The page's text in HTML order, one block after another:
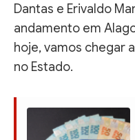
Dantas e Erivaldo
andamento em
hoje, vamos chegar
no Estado.